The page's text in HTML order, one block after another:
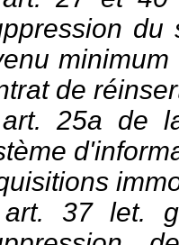
du
de
25a de
37 let.